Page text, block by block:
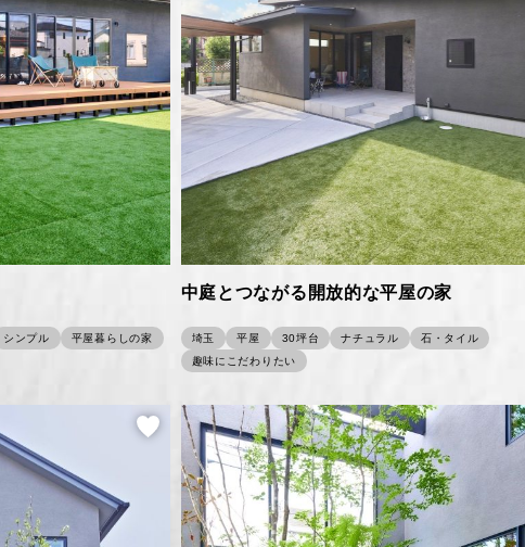
シンプル 平屋暮らしの家
中庭とつながる開放的な平屋の家
埼玉 平屋 30坪台 ナチュラル
石・タイル
趣味にこだわりたい